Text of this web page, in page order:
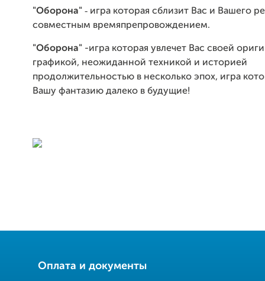
"Оборона" - игра которая сблизит Вас и Вашего
совместным времяпрепровождением.
"Оборона" -игра которая увлечет Вас своей
графикой, неожиданной техникой и историей
продолжительностью в несколько эпох, игра
Вашу фантазию далеко в будущие!
Оплата и документы